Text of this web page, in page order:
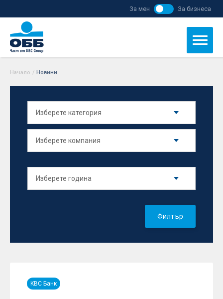
За мен За бизнеса
Начало / Новини
Филтър
KBC Банк